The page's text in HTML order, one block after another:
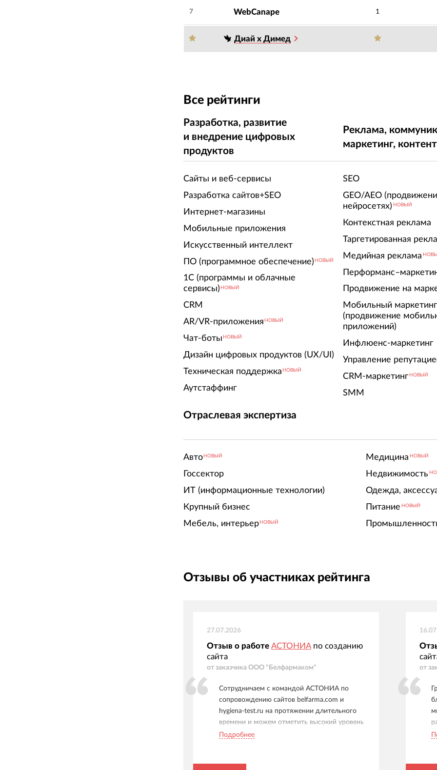
7 WebCanape 1
Диай х Димед
Все рейтинги
Разработка, развитие
и внедрение цифровых
продуктов
Сайты и веб-сервисы
Разработка сайтов+SEO
Интернет-магазины
Мобильные приложения
Искусственный интеллект
ПО (программное обеспечение) НОВЫЙ
1С (программы и облачные
сервисы) НОВЫЙ
CRM
AR/VR-приложения НОВЫЙ
Чат-боты НОВЫЙ
Дизайн цифровых продуктов (UX/UI)
Техническая поддержка НОВЫЙ
Аутстаффинг
Реклама,
маркетинг, контент
SEO
GEO/AEO
нейросетях) НОВЫЙ
Контекстная реклама
Таргетированная
Медийная реклама
Продвижение на
Мобильный маркетинг
(продвижение
приложений)
Инфлюенс-маркетинг
Управление
CRM-маркетинг НОВЫЙ
SMM
Отраслевая экспертиза
Авто НОВЫЙ
Госсектор
ИТ (информационные технологии)
Крупный бизнес
Мебель, интерьер НОВЫЙ
Медицина НОВЫЙ
Недвижимость
Одежда,
Питание НОВЫЙ
Отзывы об участниках рейтинга
27.07.2026
Отзыв о работе АСТОНИАпо созданию
сайта
от заказчика ООО "Белфармаком"
Сотрудничаем с командой АСТОНИА по
сопровождению сайтов belfarma.com и
hygiena-test.ru на протяжении длительного
времени и можем отметить высокий уровень
профессионализма и ответственности.
Подробнее
от